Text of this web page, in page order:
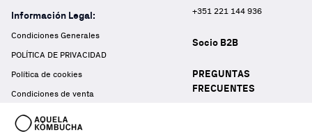
Información Legal:
Condiciones Generales
POLÍTICA DE PRIVACIDAD
Política de cookies
Condiciones de venta
LIBRO DE RECLAMACIONES
+351 221 144 936
Socio B2B
PREGUNTAS
FRECUENTES